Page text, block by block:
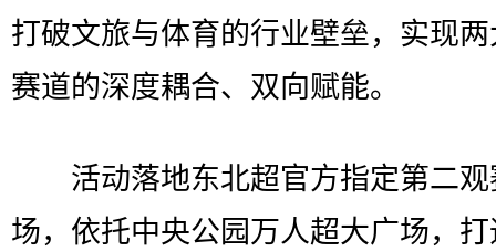
打破文旅与体育的行业壁垒，实现
赛道的深度耦合、双向赋能。
活动落地东北超官方指定第二观
场，依托中央公园万人超大广场，